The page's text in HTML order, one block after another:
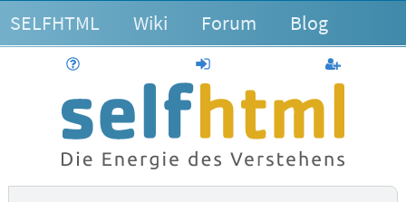
SELFHTML Wiki Forum Blog
anmelden